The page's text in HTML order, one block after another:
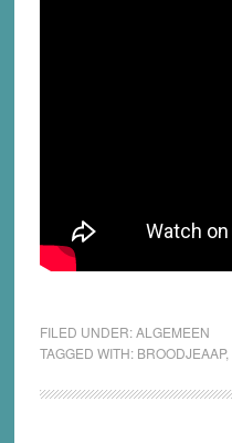
FILED UNDER:ALGEMEEN
TAGGED WITH: BROODJEAAP,